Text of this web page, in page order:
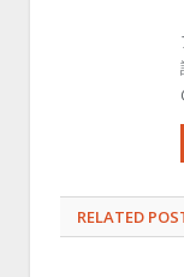
RELATED